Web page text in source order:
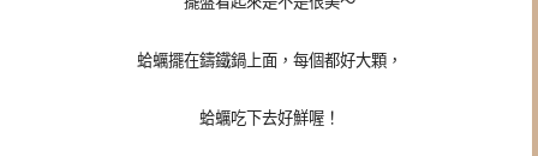
蛤蠣擺在鑄鐵鍋上面，每個都好大顆，
蛤蠣吃下去好鮮喔！